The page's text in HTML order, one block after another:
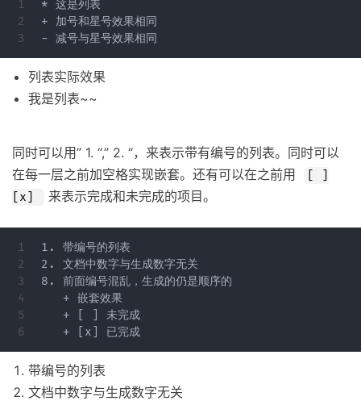
1
2
* 这是列表
+ 加号和星号效果相同
列表实际效果
我是列表~~
同时可以用” 1. “,” 2. “，来表示带有编号的列表。同时可以
在每一层之前加空格实现嵌套。还有可以在之前用
[x]
来表示完成和未完成的项目。
1
2
3
4
5
1. 带编号的列表
2. 文档中数字与生成数字无关
8. 前面编号混乱，生成的仍是顺序的
   + 嵌套效果
   + [ ] 未完成
带编号的列表
文档中数字与生成数字无关